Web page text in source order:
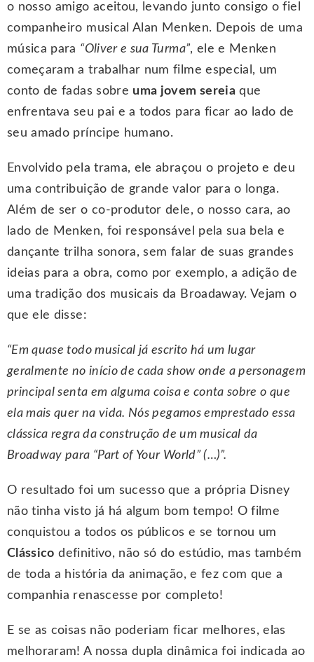
o nosso amigo aceitou, levando junto consigo o fiel
companheiro musical Alan Menken. Depois de uma
música para “Oliver e sua Turma”, ele e Menken
começaram a trabalhar num filme especial, um
conto de fadas sobre uma jovem sereiaque
enfrentava seu pai e a todos para ficar ao lado de
seu amado príncipe humano.
Envolvido pela trama, ele abraçou o projeto e deu
uma contribuição de grande valor para o longa.
Além de ser o co-produtor dele, o nosso cara, ao
lado de Menken, foi responsável pela sua bela e
dançante trilha sonora, sem falar de suas grandes
ideias para a obra, como por exemplo, a adição de
uma tradição dos musicais da Broadaway. Vejam o
que ele disse:
“Em quase todo musical já escrito há um lugar
geralmente no início de cada show onde a personagem
principal senta em alguma coisa e conta sobre o que
ela mais quer na vida. Nós pegamos emprestado essa
clássica regra da construção de um musical da
Broadway para “Part of Your World” (…)”.
O resultado foi um sucesso que a própria Disney
não tinha visto já há algum bom tempo! O filme
conquistou a todos os públicos e se tornou um
Clássico definitivo, não só do estúdio, mas também
de toda a história da animação, e fez com que a
companhia renascesse por completo!
E se as coisas não poderiam ficar melhores, elas
melhoraram! A nossa dupla dinâmica foi indicada ao